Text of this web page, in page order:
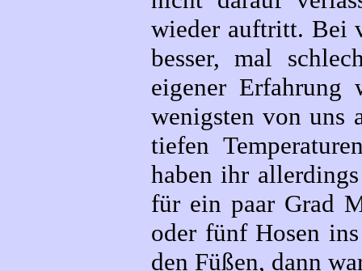
wieder auftritt. Bei
besser, mal
eigener Erfahrung
wenigsten von uns
tiefen
haben ihr
für ein paar Grad
oder fünf Hosen
den Füßen, dann